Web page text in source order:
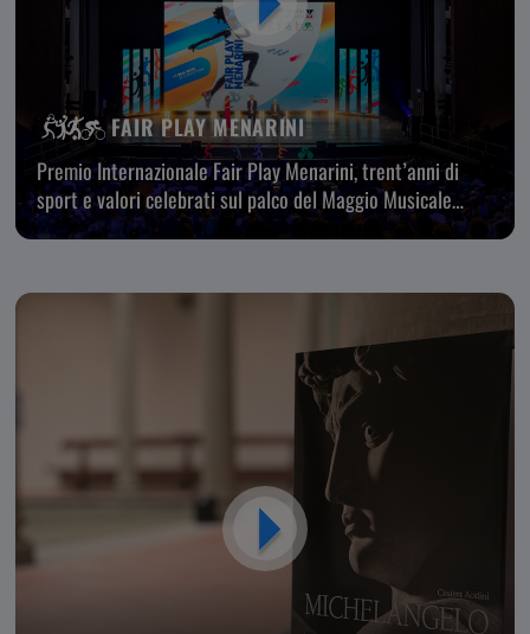
FAIR PLAY MENARINI
Premio Internazionale Fair Play Menarini, trent’anni di
sport e valori celebrati sul palco del Maggio Musicale
Fiorentino